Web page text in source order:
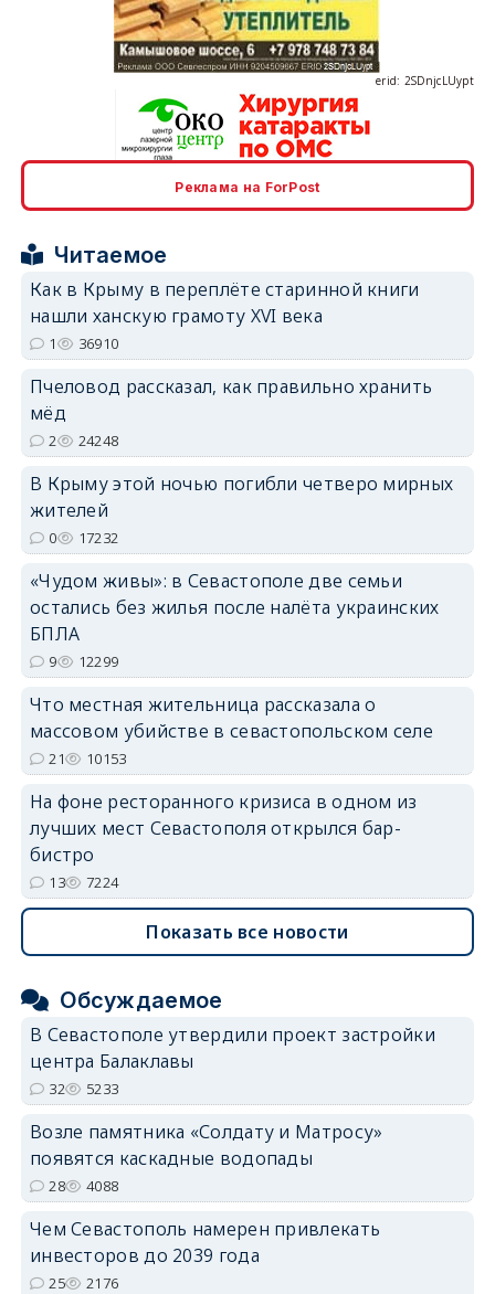
erid: 2SDnjcLUypt
erid: 2SDnjcrDNw6
erid: 2SDnjdPjgYS
Реклама на ForPost
Читаемое
Как в Крыму в переплёте старинной книги
нашли ханскую грамоту XVI века
1 36910
Пчеловод рассказал, как правильно хранить
мёд
2 24248
В Крыму этой ночью погибли четверо мирных
жителей
0 17232
«Чудом живы»: в Севастополе две семьи
остались без жилья после налёта украинских
БПЛА
9 12299
Что местная жительница рассказала о
массовом убийстве в севастопольском селе
21 10153
На фоне ресторанного кризиса в одном из
лучших мест Севастополя открылся бар-
бистро
13 7224
Показать все новости
Обсуждаемое
В Севастополе утвердили проект застройки
центра Балаклавы
32 5233
Возле памятника «Солдату и Матросу»
появятся каскадные водопады
28 4088
Чем Севастополь намерен привлекать
инвесторов до 2039 года
25 2176